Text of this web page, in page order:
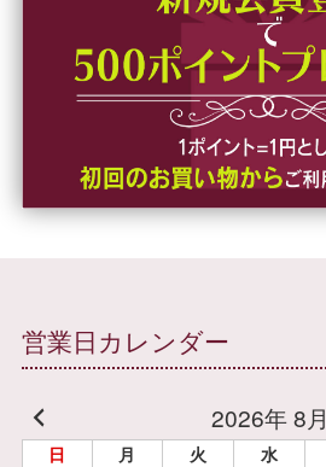
営業日カレンダー
2026年 8月
日 月 火 水